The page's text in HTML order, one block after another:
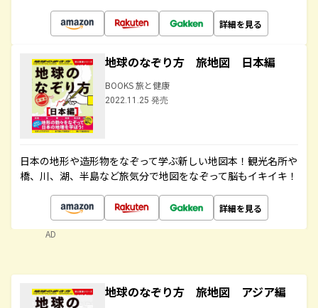
詳細を見る
地球のなぞり方 旅地図 日本編
BOOKS 旅と健康
2022.11.25 発売
日本の地形や造形物をなぞって学ぶ新しい地図本！観光名所や
橋、川、湖、半島など旅気分で地図をなぞって脳もイキイキ！
詳細を見る
AD
地球のなぞり方 旅地図 アジア編